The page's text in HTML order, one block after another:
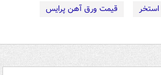
قیمت ورق آهن پرایس